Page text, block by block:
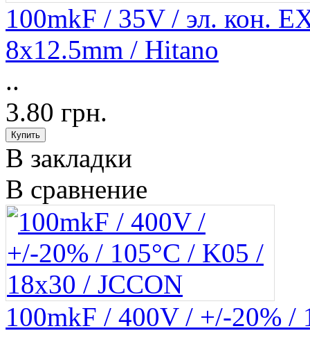
100mkF / 35V / эл. кон.
8x12.5mm / Hitano
..
3.80 грн.
В закладки
В сравнение
100mkF / 400V / +/-20% /